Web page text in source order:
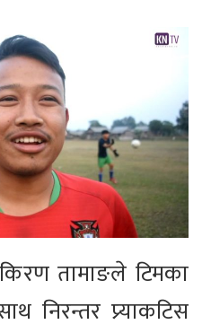
तामाङले टिमका
निरन्तर प्र्याकटिस